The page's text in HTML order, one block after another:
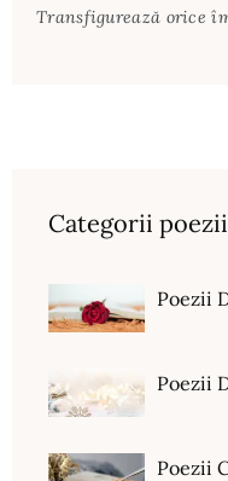
Transfigurează orice
Categorii
Poezii
Poezii
Poezii